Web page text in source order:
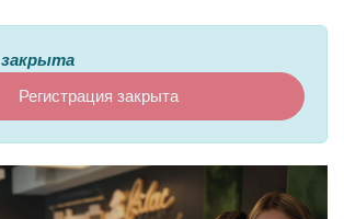
закрыта
Регистрация закрыта